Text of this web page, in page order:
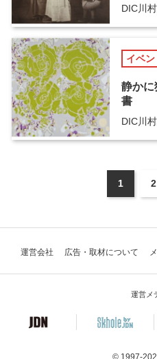
DIC川
イベン
静かに
書
DIC川
1 2
運営会社 広告・取材について
運営メ
© 1997-